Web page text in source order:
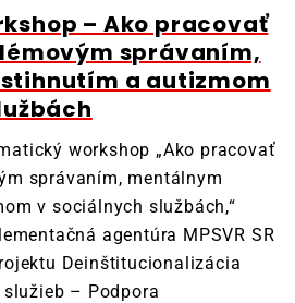
– Ako pracovať
správaním,
a autizmom
workshop „Ako pracovať
správaním, mentálnym
v sociálnych službách,“
agentúra MPSVR SR
Deinštitucionalizácia
– Podpora